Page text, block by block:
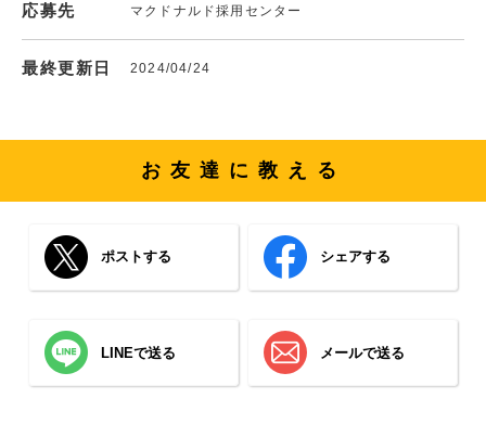
応募先 マクドナルド採用センター
最終更新日 2024/04/24
お友達に教える
ポストする シェアする
LINEで送る メールで送る